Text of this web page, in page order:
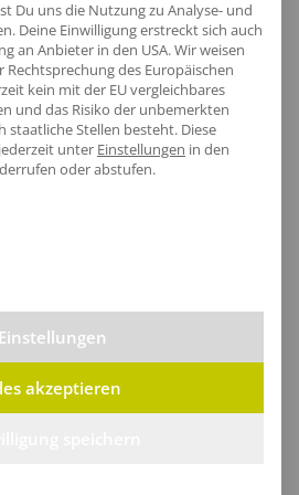
Griff
Funktion
Du uns die Nutzung zu Analyse- und
Deine Einwilligung erstreckt sich auch
an Anbieter in den USA. Wir weisen
Rechtsprechung des Europäischen
kein mit der EU vergleichbares
und das Risiko der unbemerkten
staatliche Stellen besteht. Diese
unter Einstellungen in den
oder abstufen.
Service-Gruppen, für die eine
Einstellungen
akzeptieren